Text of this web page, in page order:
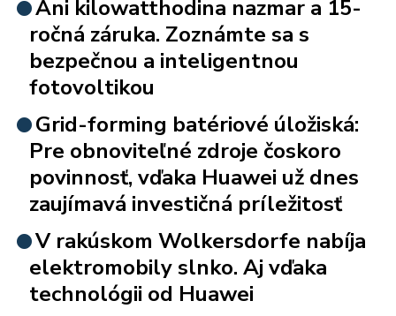
Ani kilowatthodina nazmar a 15-
ročná záruka. Zoznámte sa s
bezpečnou a inteligentnou
fotovoltikou
Grid-forming batériové úložiská:
Pre obnoviteľné zdroje čoskoro
povinnosť, vďaka Huawei už dnes
zaujímavá investičná príležitosť
V rakúskom Wolkersdorfe nabíja
elektromobily slnko. Aj vďaka
technológii od Huawei